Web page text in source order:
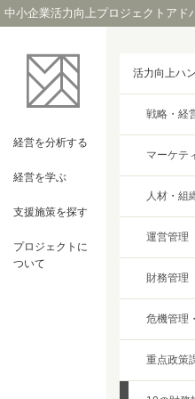
中小企業活力向上プロジェクトアド
経営を分析する
経営を学ぶ
支援施策を探す
プロジェクト に
ついて
活力向上ハ
戦略・経
マーケテ
人材・組
運営管理
財務管理
危機管理
重点政策